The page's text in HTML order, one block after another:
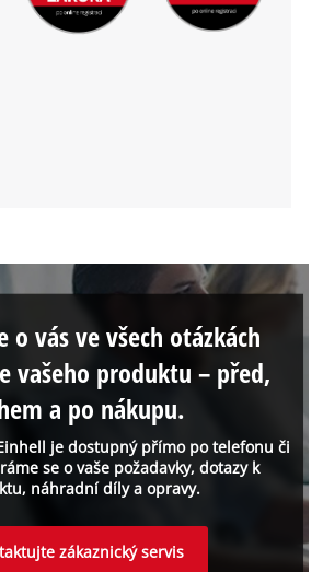
je dostupný přímo po telefonu či
se o vaše požadavky, dotazy k
náhradní díly a opravy.
o vás ve všech otázkách
vašeho produktu – před,
a po nákupu.
zákaznický servis